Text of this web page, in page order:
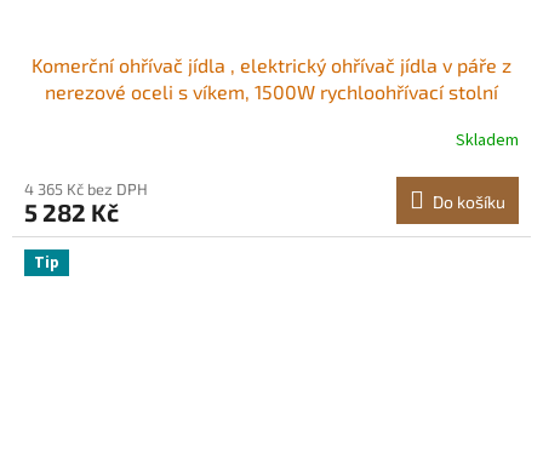
Komerční ohřívač jídla , elektrický ohřívač jídla v páře z
nerezové oceli s víkem, 1500W rychloohřívací stolní
catering, restaurace, večírky a rauty Značka hladiny
Skladem
4 365 Kč bez DPH
5 282 Kč Do košíku
Tip